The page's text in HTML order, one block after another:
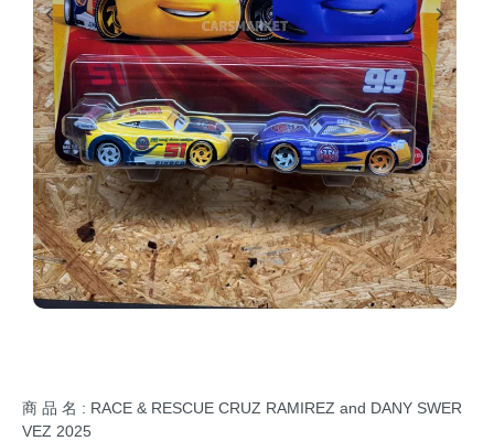
商 品 名 : RACE & RESCUE CRUZ RAMIREZ and DANY SWER
VEZ 2025